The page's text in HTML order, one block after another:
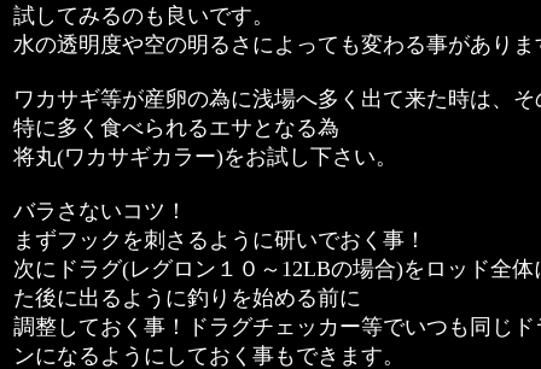
試してみるのも良いです。
水の透明度や空の明るさによっても変わる事がありま
ワカサギ等が産卵の為に浅場へ多く出て来た時は、
特に多く食べられるエサとなる為
将丸(ワカサギカラー)をお試し下さい。
バラさないコツ！
まずフックを刺さるように研いでおく事！
次にドラグ(レグロン１０～12LBの場合)をロッド全
た後に出るように釣りを始める前に
調整しておく事！ドラグチェッカー等でいつも同じ
ンになるようにしておく事もできます。